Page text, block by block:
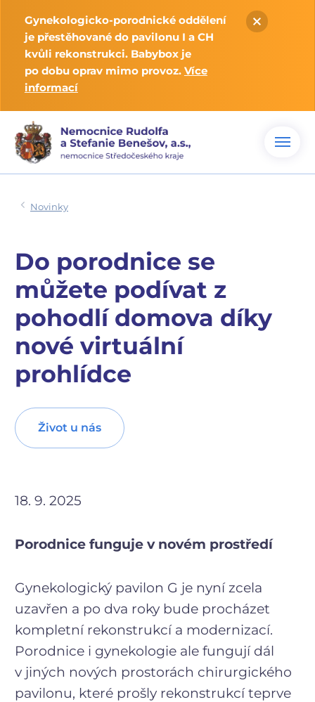
Gynekologicko-porodnické oddělení
je přestěhované do pavilonu I a CH
kvůli rekonstrukci. Babybox je
po dobu oprav mimo provoz. Více
informací
Novinky
Do porodnice se
můžete podívat z
pohodlí domova díky
nové virtuální
prohlídce
Život u nás
18. 9. 2025
Porodnice funguje v novém prostředí
Gynekologický pavilon G je nyní zcela
uzavřen a po dva roky bude procházet
kompletní rekonstrukcí a modernizací.
Porodnice i gynekologie ale fungují dál
v jiných nových prostorách chirurgického
pavilonu, které prošly rekonstrukcí teprve